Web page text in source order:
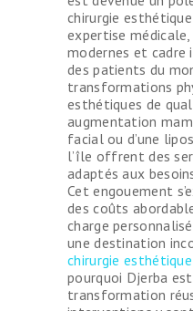
chirurgie
expertise
modernes et
des patients du
transformations
esthétiques de
augmentation
facial ou d’une
l’île offrent des
adaptés aux
Cet engouement
des coûts
charge
une destination
chirurgie
pourquoi Djerba
transformation